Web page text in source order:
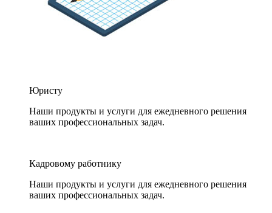
Юристу
Наши продукты и услуги для ежедневного решения
ваших профессиональных задач.
Кадровому работнику
Наши продукты и услуги для ежедневного решения
ваших профессиональных задач.